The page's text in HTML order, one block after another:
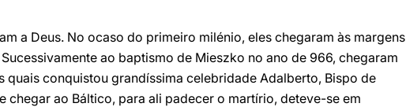
a Deus. No ocaso do primeiro milénio, eles chegaram às margens
ao baptismo de Mieszko no ano de 966, chegaram
quais conquistou grandíssima celebridade Adalberto, Bispo de
chegar ao Báltico, para ali padecer o martírio, deteve-se em